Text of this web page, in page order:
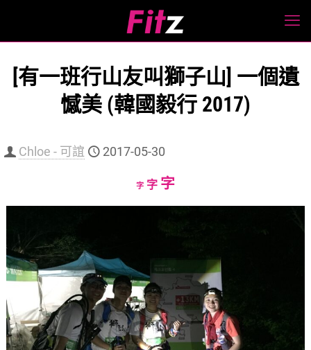
[有一班行山友叫獅子山] 一個遺
憾美 (韓國毅行 2017)
Chloe - 可誼 2017-05-30
字Decrease
字Reset
字Increase